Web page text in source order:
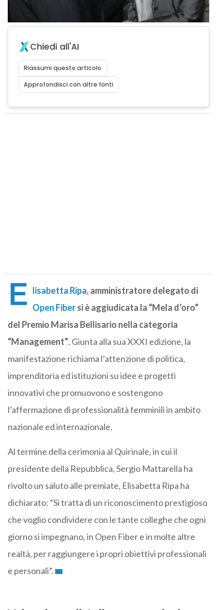
Chiedi all'AI
Riassumi questo articolo
Approfondisci con altre fonti
E lisabetta Ripa, amministratore delegato di
Open Fibersi è aggiudicata la “Mela d’oro”
del Premio Marisa Bellisario nella categoria
“Management”. Giunta alla sua XXXI edizione, la
manifestazione richiama l’attenzione di politica,
imprenditoria ed istituzioni su idee e progetti
innovativi che promuovono e sostengono
l’affermazione di professionalità femminili in ambito
nazionale ed internazionale.
Al termine della cerimonia al Quirinale, in cui il
presidente della Repubblica, Sergio Mattarella ha
rivolto un saluto alle premiate, Elisabetta Ripa ha
dichiarato: “Si tratta di un riconoscimento prestigioso
che voglio condividere con le tante colleghe che ogni
giorno si impegnano, in Open Fiber e in molte altre
realtà, per raggiungere i propri obiettivi professionali
e personali”.